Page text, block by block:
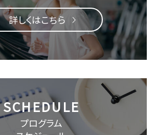
詳しくはこちら
プログラム